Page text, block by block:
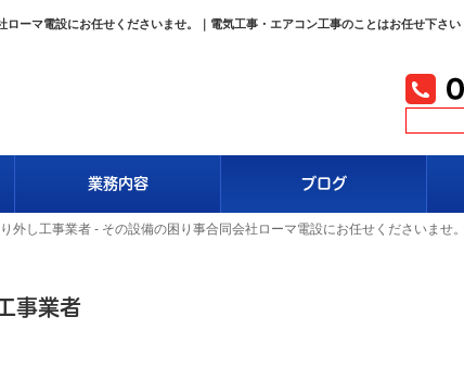
ーマ電設にお任せくださいませ。｜電気工事・エアコン工事のことはお任せ下さい
業務内容 ブログ
外し工事業者 - その設備の困り事合同会社ローマ電設にお任せくださいませ
事業者